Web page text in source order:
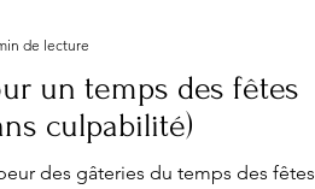
un temps des fêtes
culpabilité)
des gâteries du temps des fêtes
de lecture